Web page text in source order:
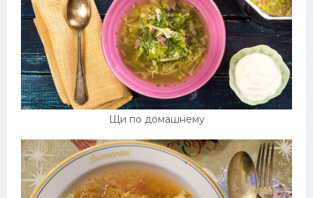
Щи по домашнему